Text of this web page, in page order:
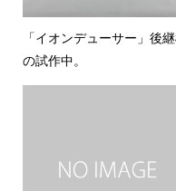
「イオンデューサー」後
の試作中。